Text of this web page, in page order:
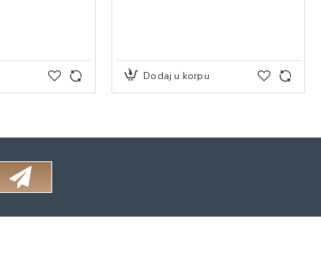
Dodaj u korpu